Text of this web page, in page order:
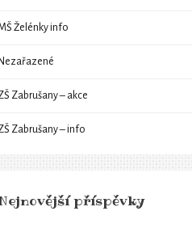
Želénky info
Nezařazené
Zabrušany – akce
Zabrušany – info
příspěvky